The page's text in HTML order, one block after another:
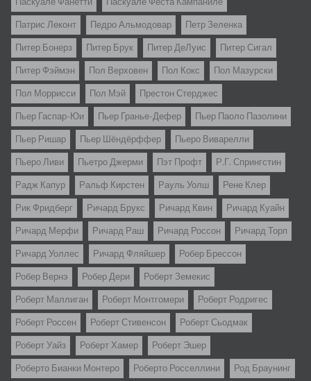
Патрис Леконт Педро Альмодовар Петр Зеленка
Питер Бонерз Питер Брук Питер ДеЛуис Питер Сигал
Питер Фэймэн Пол Верховен Пол Кокс Пол Мазурски
Пол Моррисси Пол Мэй Престон Стерджес
Пьер Гаспар-Юи Пьер Гранье-Дефер Пьер Паоло Пазолини
Пьер Ришар Пьер Шёндёрффер Пьеро Виварелли
Пьеро Ливи Пьетро Джерми Пэт Профт Р.Г. Спрингстин
Радж Капур Ральф Кирстен Рауль Уолш Рене Клер
Рик Фридберг Ричард Брукс Ричард Квин Ричард Куайн
Ричард Мерфи Ричард Раш Ричард Россон Ричард Торп
Ричард Уоллес Ричард Фляйшер Робер Брессон
Робер Вернэ Робер Дери Роберт Земекис
Роберт Маллиган Роберт Монтгомери Роберт Родригес
Роберт Россен Роберт Стивенсон Роберт Сьодмак
Роберт Уайз Роберт Хамер Роберт Эшер
Роберто Бианки Монтеро Роберто Росселлини Род Браунинг